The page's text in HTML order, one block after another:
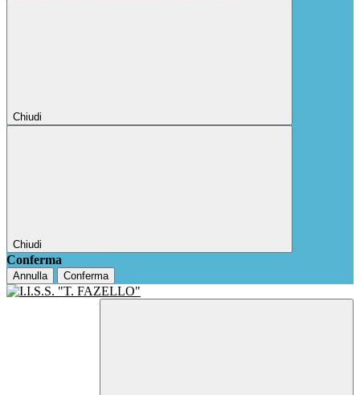
Chiudi
Chiudi
Conferma
Annulla Conferma